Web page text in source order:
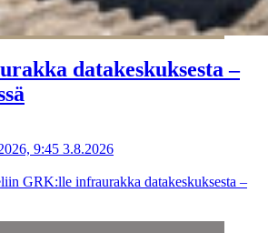
datakeskuksesta –
9:45 3.8.2026
GRK:lle infraurakka datakeskuksesta –